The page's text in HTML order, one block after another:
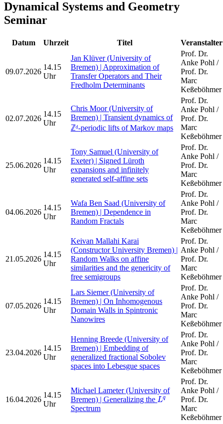
Dynamical Systems and Geometry
Seminar
Datum Uhrzeit Titel Veranstalter
09.07.2026
14.15
Uhr
Jan Klüver (University of
Bremen) | Approximation of
Transfer Operators and Their
Fredholm Determinants
Prof. Dr.
Anke Pohl /
Prof. Dr.
Marc
Keßeböhmer
02.07.2026
14.15
Uhr
Chris Moor (University of
Bremen) | Transient dynamics of
ℤᵈ-periodic lifts of Markov maps
Prof. Dr.
Anke Pohl /
Prof. Dr.
Marc
Keßeböhmer
25.06.2026
14.15
Uhr
Tony Samuel (University of
Exeter) | Signed Lüroth
expansions and infinitely
generated self-affine sets
Prof. Dr.
Anke Pohl /
Prof. Dr.
Marc
Keßeböhmer
04.06.2026
14.15
Uhr
Wafa Ben Saad (University of
Bremen) | Dependence in
Random Fractals
Prof. Dr.
Anke Pohl /
Prof. Dr.
Marc
Keßeböhmer
21.05.2026
14.15
Uhr
Keivan Mallahi Karai
(Constructor University Bremen) |
Random Walks on affine
similarities and the genericity of
free semigroups
Prof. Dr.
Anke Pohl /
Prof. Dr.
Marc
Keßeböhmer
07.05.2026
14.15
Uhr
Lars Siemer (University of
Bremen) | On Inhomogenous
Domain Walls in Spintronic
Nanowires
Prof. Dr.
Anke Pohl /
Prof. Dr.
Marc
Keßeböhmer
23.04.2026
14.15
Uhr
Henning Breede (University of
Bremen) | Embedding of
generalized fractional Sobolev
spaces into Lebesgue spaces
Prof. Dr.
Anke Pohl /
Prof. Dr.
Marc
Keßeböhmer
16.04.2026
14.15
Uhr
Michael Lameter (University of
Bremen) | Generalizing the Lq
Lq
Spectrum
Prof. Dr.
Anke Pohl /
Prof. Dr.
Marc
Keßeböhmer